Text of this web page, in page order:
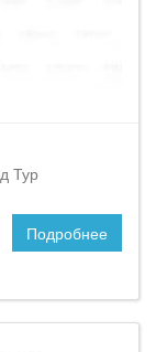
Тур
Подробнее